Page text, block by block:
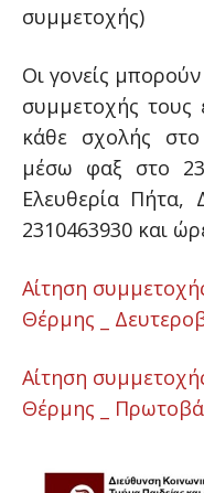
συμμετοχής)
Οι γονείς
συμμετοχής τους
κάθε σχολής στο
μέσω φαξ στο
Ελευθερία Πήτα,
2310463930 και
Αίτηση
Θέρμης _
Αίτηση
Θέρμης _